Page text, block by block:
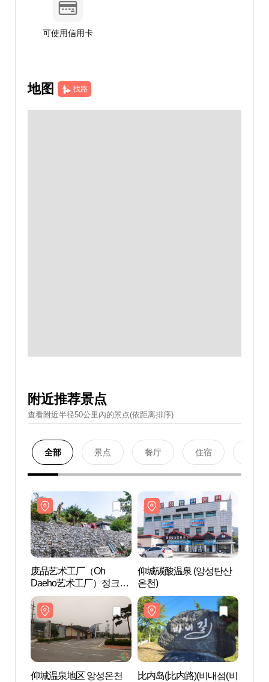
可使用信用卡
地图 找路
附近推荐景点
查看附近半径50公里內的景点(依距离排序)
全部 景点 餐厅 住宿
废品艺术工厂（Oh
Daeho艺术工厂）정크아
트갤러리(오대호 아트팩
토리)
仰城碳酸温泉 (앙성탄산
온천)
仰城温泉地区 앙성온천
比内岛(比内路)(비내섬(비